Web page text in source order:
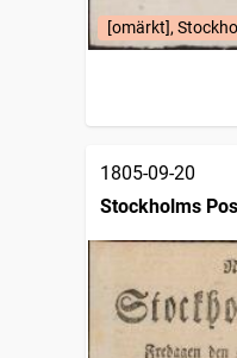
[omärkt],
1805-09-20
Stockholms